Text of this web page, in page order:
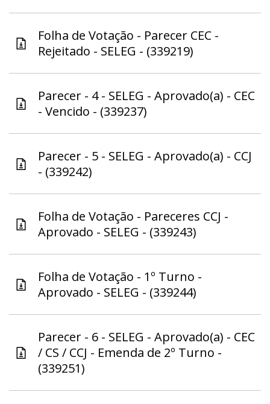
Folha de Votação - Parecer CEC -
Rejeitado - SELEG - (339219)
Parecer - 4 - SELEG - Aprovado(a) - CEC
- Vencido - (339237)
Parecer - 5 - SELEG - Aprovado(a) - CCJ
- (339242)
Folha de Votação - Pareceres CCJ -
Aprovado - SELEG - (339243)
Folha de Votação - 1º Turno -
Aprovado - SELEG - (339244)
Parecer - 6 - SELEG - Aprovado(a) - CEC
/ CS / CCJ - Emenda de 2º Turno -
(339251)